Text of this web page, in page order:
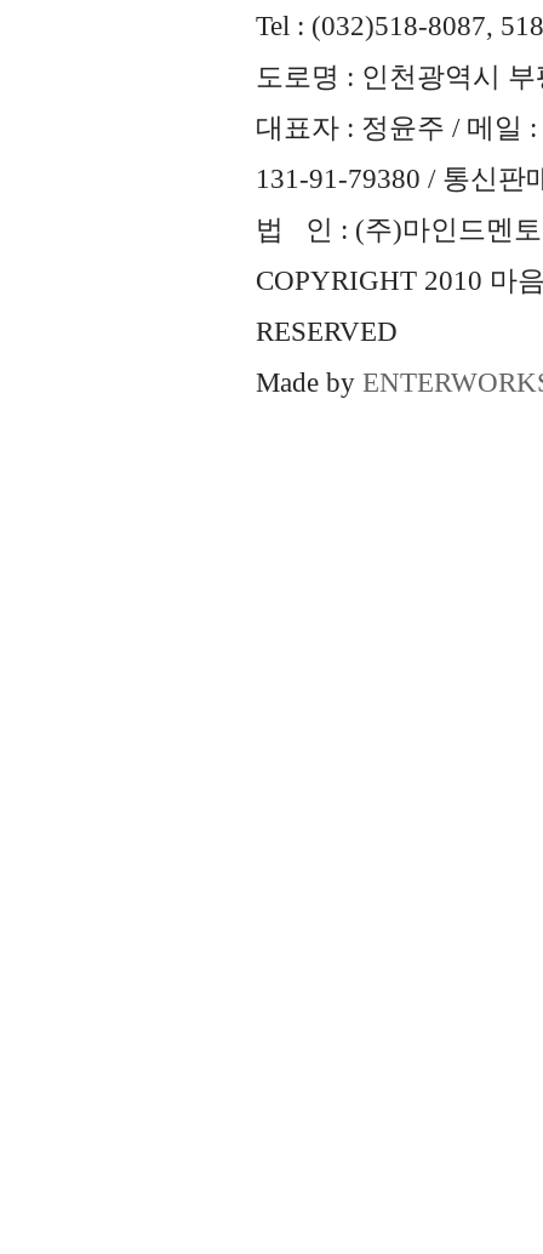
Tel : (032)518-8087,
도로명 : 인천광역시
대표자 : 정윤주 / 메일 :
131-91-79380 / 통신판
법 인 : (주)마인드멘토
COPYRIGHT 2010 마
RESERVED
Made by